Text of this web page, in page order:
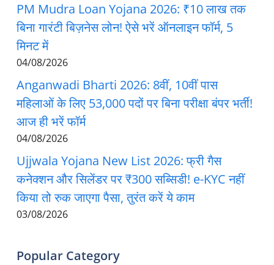
PM Mudra Loan Yojana 2026: ₹10 लाख तक
बिना गारंटी बिज़नेस लोन! ऐसे भरें ऑनलाइन फॉर्म, 5
मिनट में
04/08/2026
Anganwadi Bharti 2026: 8वीं, 10वीं पास
महिलाओं के लिए 53,000 पदों पर बिना परीक्षा बंपर भर्ती!
आज ही भरें फॉर्म
04/08/2026
Ujjwala Yojana New List 2026: फ्री गैस
कनेक्शन और सिलेंडर पर ₹300 सब्सिडी! e-KYC नहीं
किया तो रुक जाएगा पैसा, तुरंत करें ये काम
03/08/2026
Popular Category